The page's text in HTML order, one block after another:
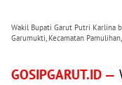
Wakil Bupati Garut Putri Karlina
Garumukti, Kecamatan
GOSIPGARUT.ID —